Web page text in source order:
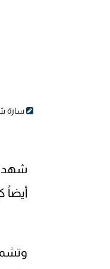
سارة
أيضاً